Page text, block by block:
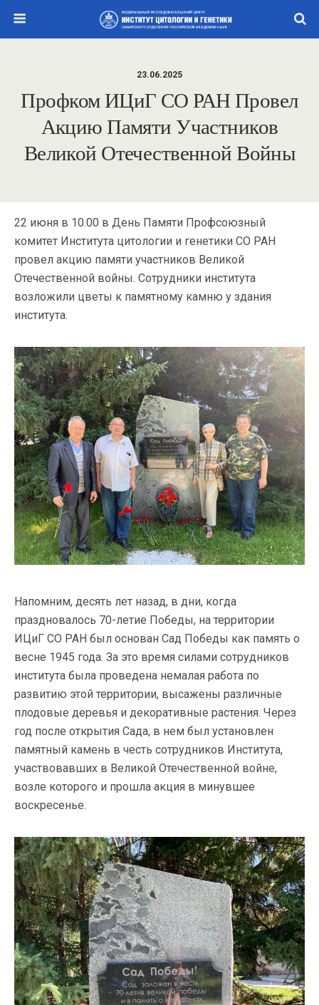
23.06.2025
Профком ИЦиГ СО РАН Провел
Акцию Памяти Участников
Великой Отечественной Войны
22 июня в 10.00 в День Памяти Профсоюзный
комитет Института цитологии и генетики СО РАН
провел акцию памяти участников Великой
Отечественной войны. Сотрудники института
возложили цветы к памятному камню у здания
института.
Напомним, десять лет назад, в дни, когда
праздновалось 70-летие Победы, на территории
ИЦиГ СО РАН был основан Сад Победы как память о
весне 1945 года. За это время силами сотрудников
института была проведена немалая работа по
развитию этой территории, высажены различные
плодовые деревья и декоративные растения. Через
год после открытия Сада, в нем был установлен
памятный камень в честь сотрудников Института,
участвовавших в Великой Отечественной войне,
возле которого и прошла акция в минувшее
воскресенье.